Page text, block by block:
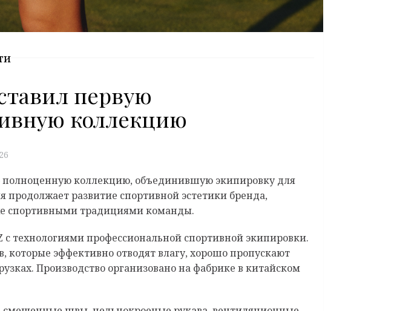
первую
коллекцию
полноценную коллекцию, объединившую экипировку для
развитие спортивной эстетики бренда,
спортивными традициями команды.
технологиями профессиональной спортивной экипировки.
эффективно отводят влагу, хорошо пропускают
Производство организовано на фабрике в китайском